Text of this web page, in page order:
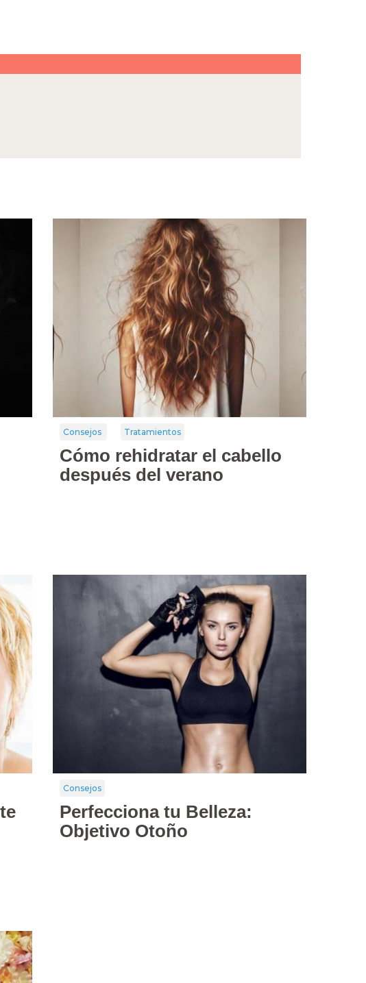
Consejos Tratamientos
Cómo rehidratar el cabello
después del verano
Consejos
Perfecciona tu Belleza:
Objetivo Otoño